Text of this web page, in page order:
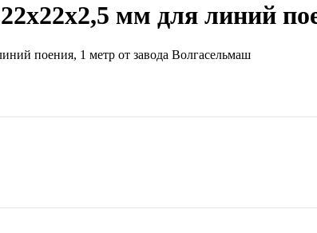
мм для линий